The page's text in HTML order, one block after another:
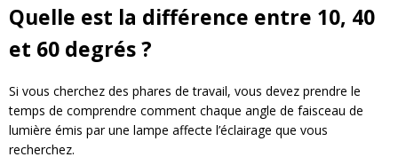
Quelle est la différence entre 10, 40
et 60 degrés ?
Si vous cherchez des phares de travail, vous devez prendre le
temps de comprendre comment chaque angle de faisceau de
lumière émis par une lampe affecte l’éclairage que vous
recherchez.